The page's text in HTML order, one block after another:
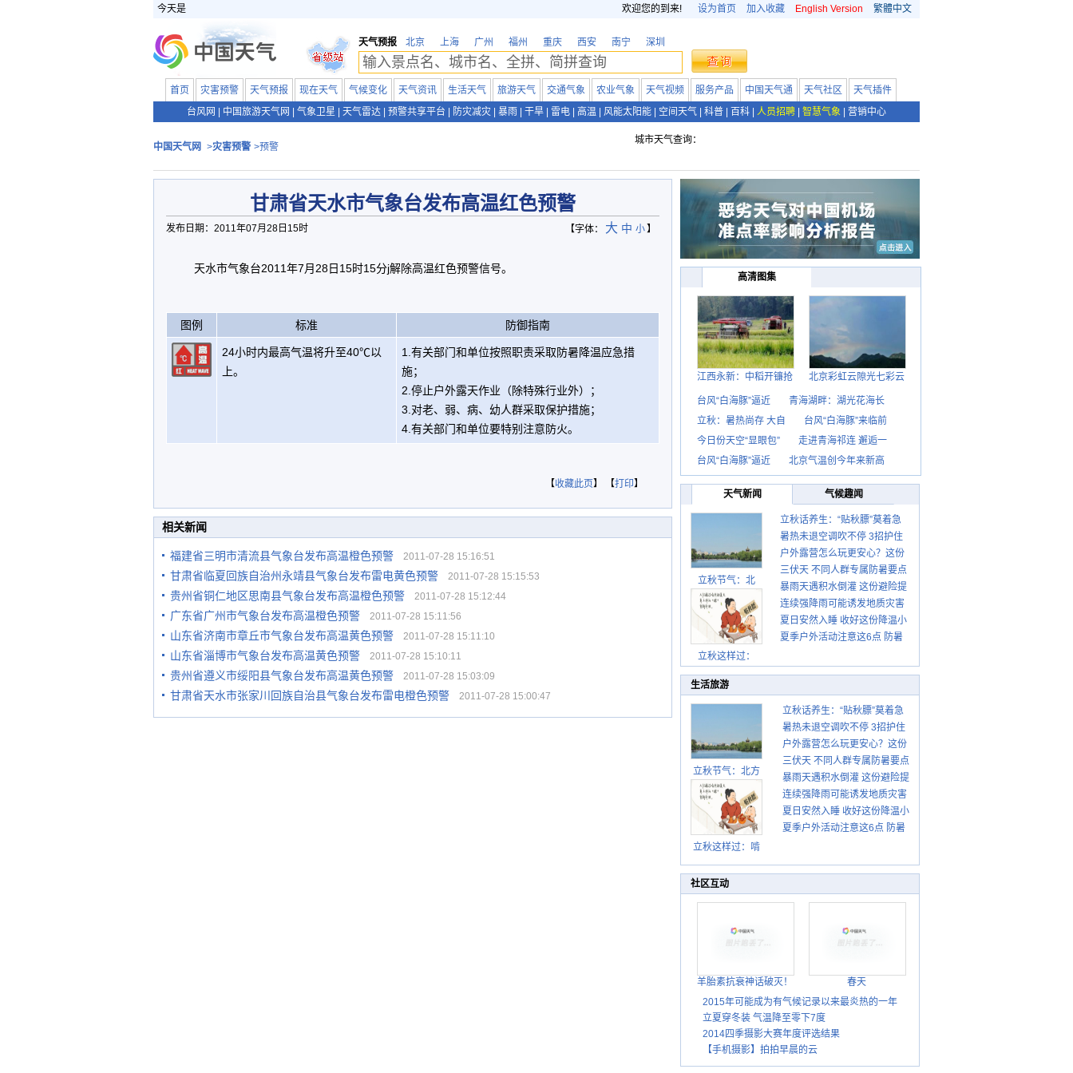
今天是 欢迎您的到来! 设为首页 加入收藏 English Version 繁體中文
天气预报 北京 上海 广州 福州 重庆 西安 南宁 深圳
首页 灾害预警 天气预报 现在天气 气候变化 天气资讯 生活天气 旅游天气 交通气象 农业气象 天气视频 服务产品 中国天气通 天气社区
天气插件
台风网
中国旅游天气网 气象卫星 天气雷达 预警共享平台 防灾减灾 暴雨 干旱 雷电 高温 风能太阳能 空间天气 科普 百科 人员招聘 智慧气象 营销中心
中国天气网 >灾害预警 >预警
城市天气查询：
甘肃省天水市气象台发布高温红色预警
发布日期：2011年07月28日15时 【字体： 大 中 小】
天水市气象台2011年7月28日15时15分j解除高温红色预警信号。
图例 标准 防御指南
24小时内最高气温将升至40℃以
上。
1.有关部门和单位按照职责采取防暑降温应急措
施；
2.停止户外露天作业（除特殊行业外）；
3.对老、弱、病、幼人群采取保护措施；
4.有关部门和单位要特别注意防火。
【收藏此页】 【打印】
相关新闻
福建省三明市清流县气象台发布高温橙色预警 2011-07-28 15:16:51
甘肃省临夏回族自治州永靖县气象台发布雷电黄色预警 2011-07-28 15:15:53
贵州省铜仁地区思南县气象台发布高温橙色预警 2011-07-28 15:12:44
广东省广州市气象台发布高温橙色预警 2011-07-28 15:11:56
山东省济南市章丘市气象台发布高温黄色预警 2011-07-28 15:11:10
山东省淄博市气象台发布高温黄色预警 2011-07-28 15:10:11
贵州省遵义市绥阳县气象台发布高温黄色预警 2011-07-28 15:03:09
甘肃省天水市张家川回族自治县气象台发布雷电橙色预警 2011-07-28 15:00:47
高清图集
江西永新：中稻开镰抢 北京彩虹云隙光七彩云
台风“白海豚”逼近
青海湖畔：湖光花海长
立秋：暑热尚存 大自
台风“白海豚”来临前
今日份天空“显眼包”
走进青海祁连 邂逅一
台风“白海豚”逼近
北京气温创今年来新高
天气新闻 气候趣闻
立秋节气：北
立秋这样过：
立秋话养生：“贴秋膘”莫着急
先清暑再防燥
暑热未退空调吹不停 3招护住
肩颈不酸痛
户外露营怎么玩更安心？这份
攻略请收好
三伏天 不同人群专属防暑要点
请收好
暴雨天遇积水倒灌 这份避险提
示请收好
连续强降雨可能诱发地质灾害
这些前兆要知道
夏日安然入睡 收好这份降温小
贴士
夏季户外活动注意这6点 防暑
生活旅游
立秋节气：北方
逐渐转凉 南方暑
热仍盛
立秋这样过：啃
祝丰收迎秋来
立秋话养生：“贴秋膘”莫着急
先清暑再防燥
暑热未退空调吹不停 3招护住
肩颈不酸痛
户外露营怎么玩更安心？这份
攻略请收好
三伏天 不同人群专属防暑要点
请收好
暴雨天遇积水倒灌 这份避险提
示请收好
连续强降雨可能诱发地质灾害
这些前兆要知道
夏日安然入睡 收好这份降温小
贴士
夏季户外活动注意这6点 防暑
社区互动
羊胎素抗衰神话破灭！
春天
2015年可能成为有气候记录以来最炎热的一年
立夏穿冬装 气温降至零下7度
2014四季摄影大赛年度评选结果
【手机摄影】拍拍早晨的云